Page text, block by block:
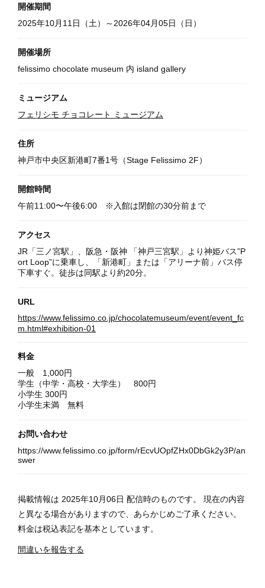
開催期間
2025年10月11日（土）～2026年04月05日（日）
開催場所
felissimo chocolate museum 内 island gallery
ミュージアム
フェリシモ チョコレート ミュージアム
住所
神戸市中央区新港町7番1号（Stage Felissimo 2F）
開館時間
午前11:00〜午後6:00 ※入館は閉館の30分前まで
アクセス
JR「三ノ宮駅」、阪急・阪神 「神戸三宮駅」より神姫バス”P
ort Loop”に乗車し、「新港町」または「アリーナ前」バス停
下車すぐ。徒歩は同駅より約20分。
URL
https://www.felissimo.co.jp/chocolatemuseum/event/event_fc
m.html#exhibition-01
料金
一般 1,000円
学生（中学・高校・大学生） 800円
小学生 300円
小学生未満 無料
お問い合わせ
https://www.felissimo.co.jp/form/rEcvUOpfZHx0DbGk2y3P/an
swer
掲載情報は 2025年10月06日 配信時のものです。 現在の内容
と異なる場合がありますので、あらかじめご了承ください。
料金は税込表記を基本としています。
間違いを報告する